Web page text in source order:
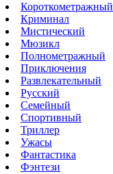
Короткометражный
Криминал
Мистический
Мюзикл
Полнометражный
Приключения
Развлекательный
Русский
Семейный
Спортивный
Триллер
Ужасы
Фантастика
Фэнтези